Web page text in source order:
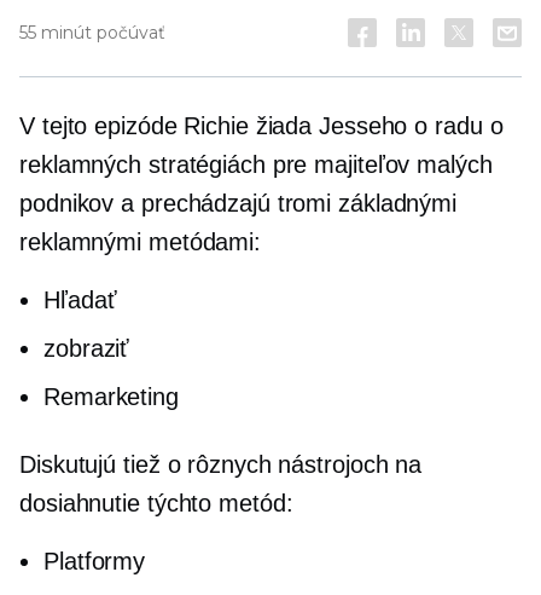
55 minút počúvať
V tejto epizóde Richie žiada Jesseho o radu o
reklamných stratégiách pre majiteľov malých
podnikov a prechádzajú tromi základnými
reklamnými metódami:
Hľadať
zobraziť
Remarketing
Diskutujú tiež o rôznych nástrojoch na
dosiahnutie týchto metód:
Platformy